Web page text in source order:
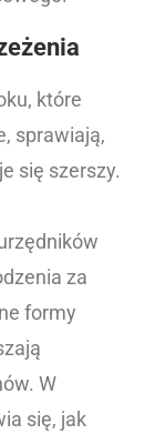
które
sprawiają,
się szerszy.
za
formy
W
się, jak